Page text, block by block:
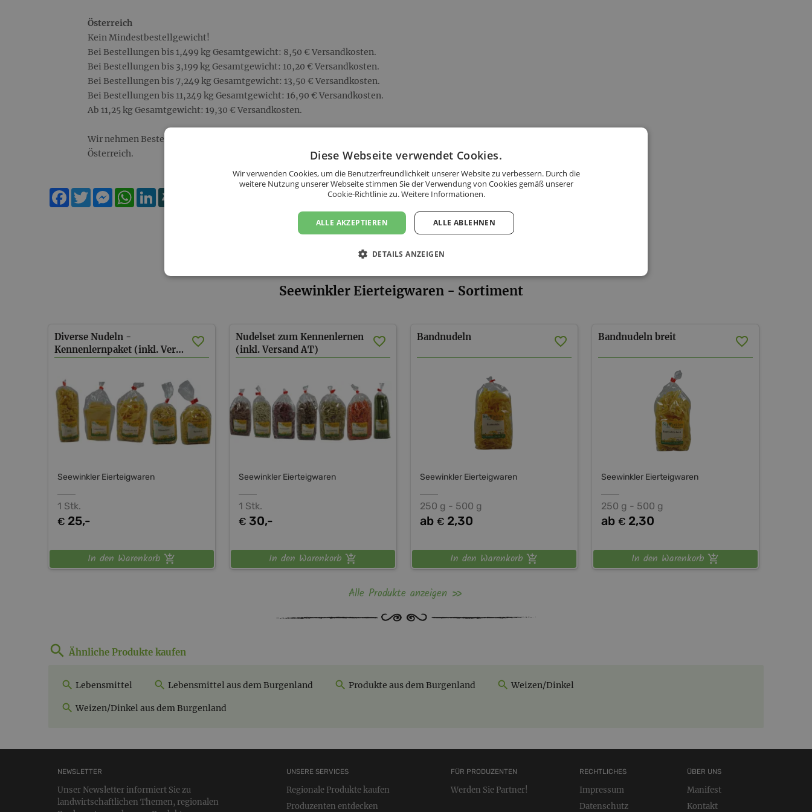
Österreich
Kein Mindestbestellgewicht!
Bei Bestellungen bis 1,499 kg Gesamtgewicht: 8,50 € Versandkosten.
Bei Bestellungen bis 3,199 kg Gesamtgewicht: 10,20 € Versandkosten.
Bei Bestellungen bis 7,249 kg Gesamtgewicht: 13,50 € Versandkosten.
Bei Bestellungen bis 11,249 kg Gesamtgewicht: 16,90 € Versandkosten.
Ab 11,25 kg Gesamtgewicht: 19,30 € Versandkosten.
Wir nehmen Bestellungen ausschließlich aus folgenden Ländern an:
Österreich.
Facebook
TwitterMessenger
WhatsAppLinkedIn
Seewinkler Eierteigwaren - Sortiment
Diverse Nudeln -
Kennenlernpaket (inkl. Versand AT)
Seewinkler Eierteigwaren
1 Stk.
€ 25,-
In den Warenkorb
Nudelset zum Kennenlernen
(inkl. Versand AT)
Seewinkler Eierteigwaren
1 Stk.
€ 30,-
In den Warenkorb
Bandnudeln
Seewinkler Eierteigwaren
250 g - 500 g
ab € 2,30
In den Warenkorb
Bandnudeln breit
Seewinkler Eierteigwaren
250 g - 500 g
ab € 2,30
In den Warenkorb
Alle Produkte anzeigen
Ähnliche Produkte kaufen
Lebensmittel Lebensmittel aus dem Burgenland Produkte aus dem Burgenland Weizen/Dinkel
Weizen/Dinkel aus dem Burgenland
NEWSLETTER
Unser Newsletter informiert Sie zu
landwirtschaftlichen Themen, regionalen
UNSERE SERVICES
Regionale Produkte kaufen
Produzenten entdecken
FÜR PRODUZENTEN
Werden Sie Partner!
RECHTLICHES
Impressum
Datenschutz
ÜBER UNS
Manifest
Kontakt
Diese Webseite verwendet Cookies.
Wir verwenden Cookies, um die Benutzerfreundlichkeit unserer Website zu verbessern. Durch die
weitere Nutzung unserer Webseite stimmen Sie der Verwendung von Cookies gemäß unserer
Cookie-Richtlinie zu.Weitere Informationen.
ALLE AKZEPTIEREN ALLE ABLEHNEN
DETAILS ANZEIGEN